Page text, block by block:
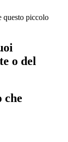
questo piccolo
o del
che